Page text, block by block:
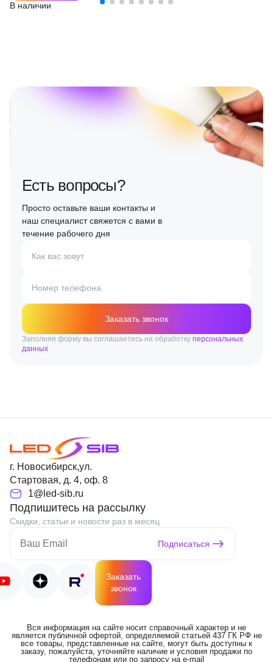
В наличии
Есть вопросы?
Просто оставьте ваши контакты и
наш специалист свяжется с вами в
течение рабочего дня
Как вас зовут
Номер телефона
Заказать звонок
Заполняя форму вы соглашаетесь на обработку персональных
данных
г. Новосибирск,ул.
Стартовая, д. 4, оф. 8
1@led-sib.ru
Подпишитесь на рассылку
Скидки, статьи и новости раз в месяц
Подписаться
Заказать
звонок
Вся информация на сайте носит справочный характер и не
является публичной офертой, определяемой статьей 437 ГК РФ не
все товары, представленные на сайте, могут быть доступны к
заказу, пожалуйста, уточняйте наличие и условия продажи по
телефонам или по запросу на e-mail